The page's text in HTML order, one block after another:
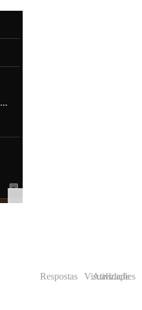
Respostas Visualizações
Atividade